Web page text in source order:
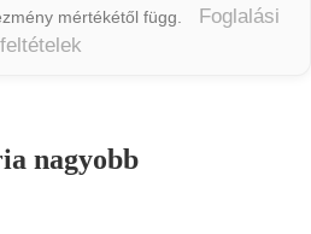
mértékétől függ.
Foglalási
feltételek
nagyobb